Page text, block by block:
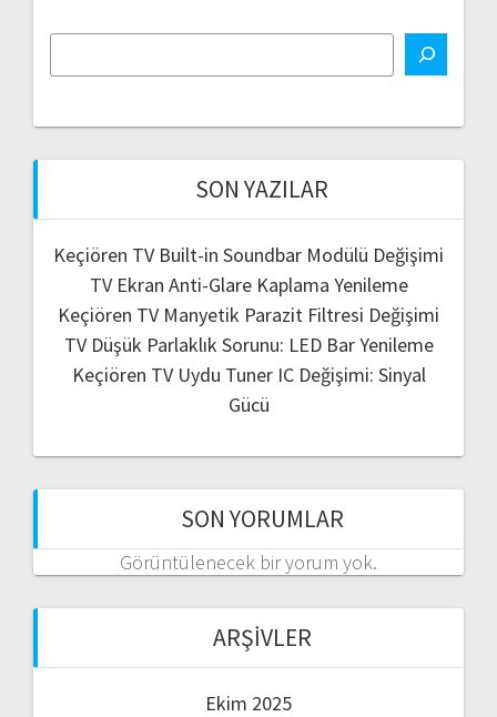
SON YAZILAR
Keçiören TV Built-in Soundbar Modülü Değişimi
TV Ekran Anti-Glare Kaplama Yenileme
Keçiören TV Manyetik Parazit Filtresi Değişimi
TV Düşük Parlaklık Sorunu: LED Bar Yenileme
Keçiören TV Uydu Tuner IC Değişimi: Sinyal
Gücü
SON YORUMLAR
Görüntülenecek bir yorum yok.
ARŞIVLER
Ekim 2025